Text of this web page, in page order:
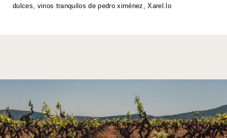
dulces, vinos tranquilos de pedro ximénez ,Xarel.lo